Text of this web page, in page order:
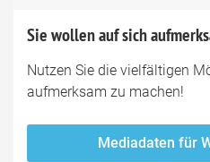
Sie wollen auf sich
Nutzen Sie die vielfältigen
aufmerksam zu machen!
Mediadaten für